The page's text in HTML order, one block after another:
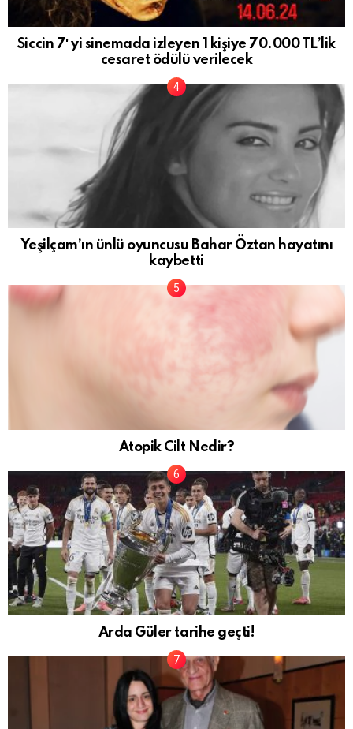
Siccin 7′ yi sinemada izleyen 1 kişiye 70.000 TL’lik
cesaret ödülü verilecek
Yeşilçam’ın ünlü oyuncusu Bahar Öztan hayatını
kaybetti
Atopik Cilt Nedir?
Arda Güler tarihe geçti!